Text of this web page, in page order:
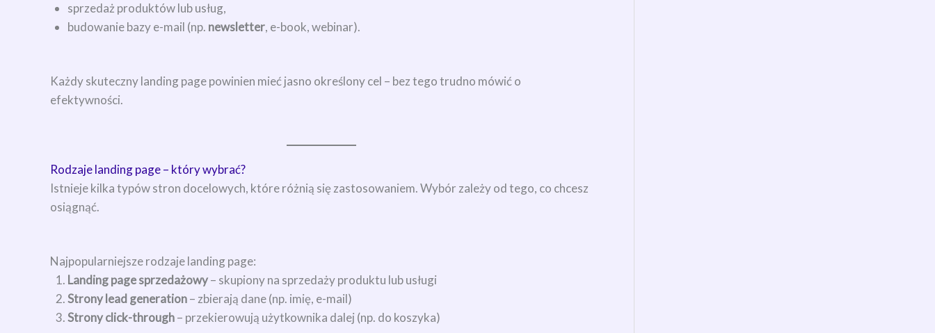
sprzedaż produktów lub usług,
budowanie bazy e-mail (np. newsletter, e-book, webinar).
Każdy skuteczny landing page powinien mieć jasno określony cel – bez tego trudno mówić o
efektywności.
Rodzaje landing page – który wybrać?
Istnieje kilka typów stron docelowych, które różnią się zastosowaniem. Wybór zależy od tego, co chcesz
osiągnąć.
Najpopularniejsze rodzaje landing page:
Landing page sprzedażowy– skupiony na sprzedaży produktu lub usługi
Strony lead generation– zbierają dane (np. imię, e-mail)
Strony click-through– przekierowują użytkownika dalej (np. do koszyka)